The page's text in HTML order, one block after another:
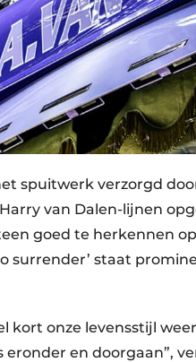
spuitwerk verzorgd
van Dalen-lijnen
goed te herkennen
surrender’ staat
kort onze levensstijl
eronder en doorgaan”,